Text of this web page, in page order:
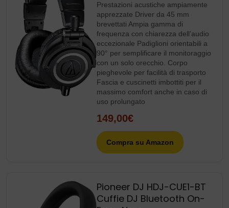
Prestazioni acustiche ampiamente
apprezzate Driver da 45 mm
brevettati Ampia gamma di
frequenza con chiarezza dell’audio
eccezionale Padiglioni orientabili a
90° per semplificare il monitoraggio
con un solo orecchio. Corpo
pieghevole per facilità di trasporto
Fascia e cuscinetti imbottiti per il
massimo comfort anche in caso di
uso prolungato
149,00€
Compra su Amazon
Pioneer DJ HDJ-CUE1-BT
Cuffie DJ Bluetooth On-